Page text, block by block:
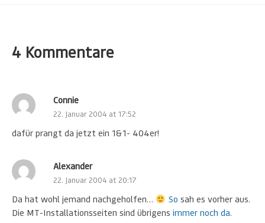
4 Kommentare
Connie
22. Januar 2004 at 17:52
dafür prangt da jetzt ein 1&1- 404er!
Alexander
22. Januar 2004 at 20:17
Da hat wohl jemand nachgeholfen… So sah es vorher aus.
Die MT-Installationsseiten sind übrigens immer noch da.